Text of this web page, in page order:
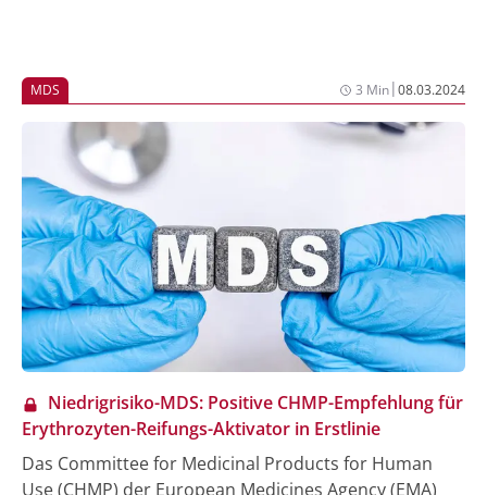
MDS 3 Min|08.03.2024
Niedrigrisiko-MDS: Positive CHMP-Empfehlung für
Erythrozyten-Reifungs-Aktivator in Erstlinie
Das Committee for Medicinal Products for Human
Use (CHMP) der European Medicines Agency (EMA)